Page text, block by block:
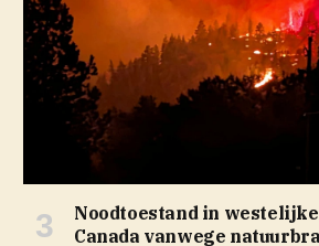
Noodtoestand in
Canada vanwege